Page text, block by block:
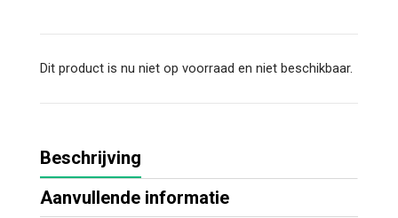
Dit product is nu niet op voorraad en niet beschikbaar.
Beschrijving
Aanvullende informatie